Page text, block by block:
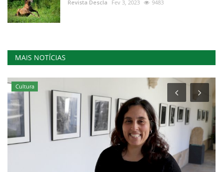
Revista Descla Fev 3, 2023 9483
MAIS NOTÍCIAS
Cultura